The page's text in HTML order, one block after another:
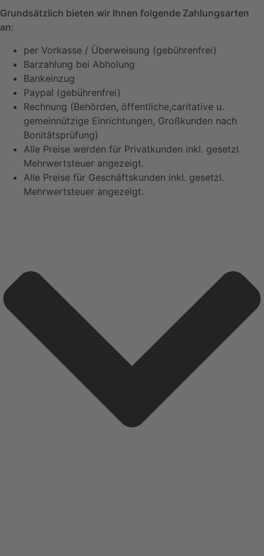
Grundsätzlich bieten wir Ihnen folgende Zahlungsarten
an:
per Vorkasse / Überweisung (gebührenfrei)
Barzahlung bei Abholung
Bankeinzug
Paypal (gebührenfrei)
Rechnung (Behörden, öffentliche,caritative u.
gemeinnützige Einrichtungen, Großkunden nach
Bonitätsprüfung)
Alle Preise werden für Privatkunden inkl. gesetzl.
Mehrwertsteuer angezeigt.
Alle Preise für Geschäftskunden inkl. gesetzl.
Mehrwertsteuer angezeigt.